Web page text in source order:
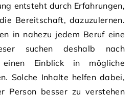
entsteht durch Erfahrungen,
Bereitschaft, dazuzulernen.
in nahezu jedem Beruf eine
suchen deshalb nach
Einblick in mögliche
Solche Inhalte helfen dabei,
Person besser zu verstehen